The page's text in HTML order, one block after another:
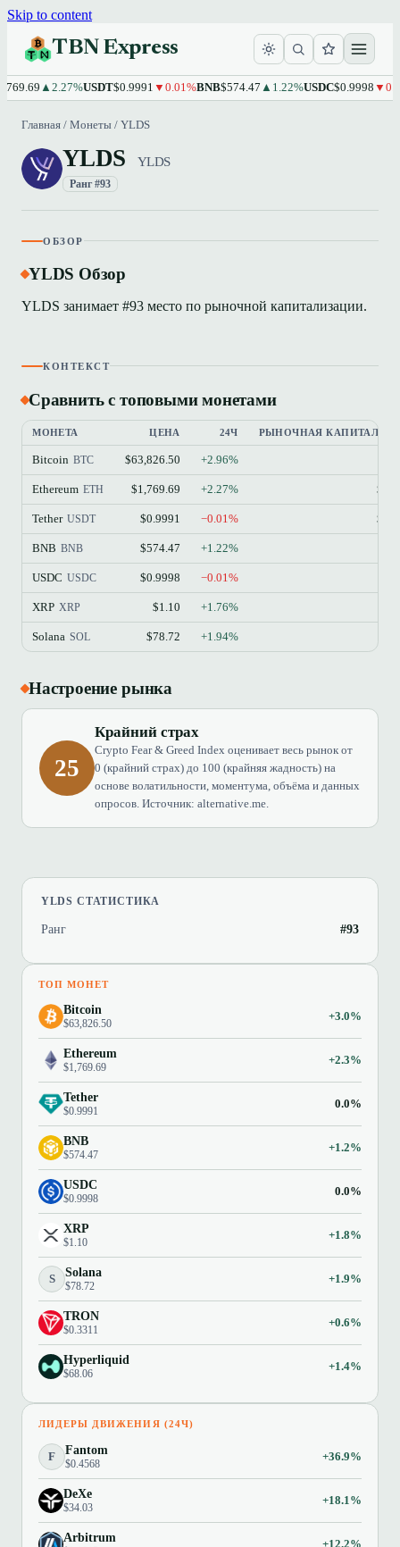
Skip to content
TBN Express
▲2.27%USDT$0.9991▼0.01%BNB$574.47▲1.22%USDC$0.9998
Главная / Монеты / YLDS
YLDS YLDS
Ранг #93
ОБЗОР
YLDS Обзор
YLDS занимает #93 место по рыночной капитализации.
КОНТЕКСТ
Сравнить с топовыми монетами
МОНЕТА ЦЕНА 24Ч РЫНОЧНАЯ
Bitcoin BTC $63,826.50 +2.96%
Ethereum ETH $1,769.69 +2.27%
Tether USDT $0.9991 −0.01%
BNB BNB $574.47 +1.22%
USDC USDC $0.9998 −0.01%
XRP XRP $1.10 +1.76%
Solana SOL $78.72 +1.94%
Настроение рынка
25
Крайний страх
Crypto Fear & Greed Index оценивает весь рынок от
0 (крайний страх) до 100 (крайняя жадность) на
основе волатильности, моментума, объёма и данных
опросов. Источник: alternative.me.
YLDS СТАТИСТИКА
Ранг #93
ТОП МОНЕТ
Bitcoin
$63,826.50
+3.0%
Ethereum
$1,769.69
+2.3%
Tether
$0.9991
0.0%
BNB
$574.47
+1.2%
USDC
$0.9998
0.0%
XRP
$1.10
+1.8%
S Solana
$78.72
+1.9%
TRON
$0.3311
+0.6%
Hyperliquid
$68.06
+1.4%
ЛИДЕРЫ ДВИЖЕНИЯ (24Ч)
F Fantom
$0.4568
+36.9%
DeXe
$34.03
+18.1%
Arbitrum +12.2%